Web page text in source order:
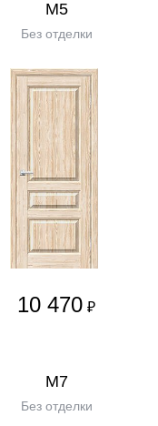
М5
Без отделки
10 470 ₽
М7
Без отделки